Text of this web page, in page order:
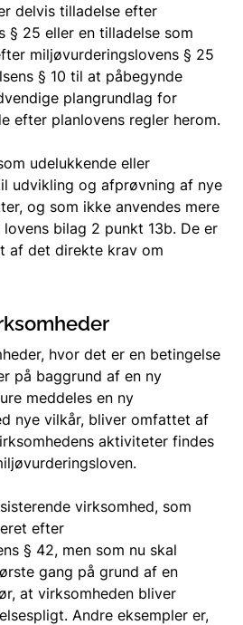
delvis tilladelse efter
§ 25 eller en tilladelse som
miljøvurderingslovens § 25
§ 10 til at påbegynde
plangrundlag for
efter planlovens regler herom.
udelukkende eller
udvikling og afprøvning af nye
og som ikke anvendes mere
bilag 2 punkt 13b. De er
af det direkte krav om
hvor det er en betingelse
på baggrund af en ny
meddeles en ny
nye vilkår, bliver omfattet af
aktiviteter findes
virksomhed, som
efter
§ 42, men som nu skal
gang på grund af en
at virksomheden bliver
Andre eksempler er,